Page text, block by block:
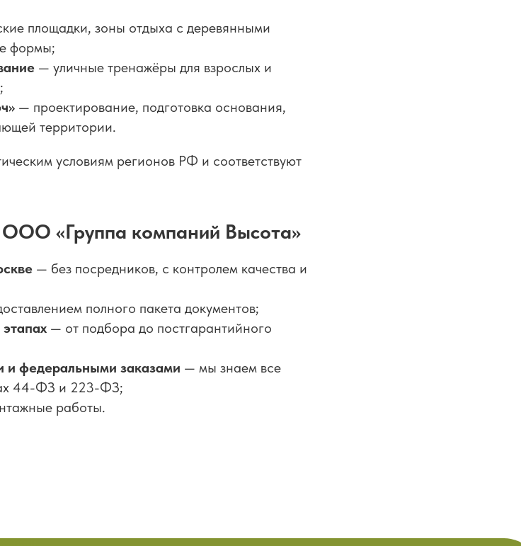
площадки, зоны отдыха с деревянными
формы;
— уличные тренажёры для взрослых и
— проектирование, подготовка основания,
территории.
условиям регионов РФ и соответствуют
«Группа компаний Высота»
— без посредников, с контролем качества и
полного пакета документов;
— от подбора до постгарантийного
федеральными заказами — мы знаем все
44-ФЗ и 223-ФЗ;
работы.